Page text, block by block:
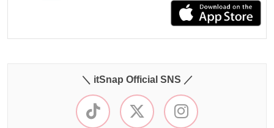
＼ itSnap Official SNS ／